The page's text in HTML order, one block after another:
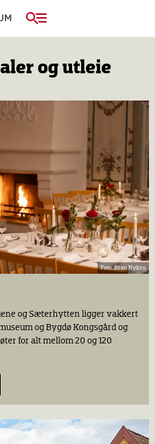
og utleie
Stian Nybru
og Sæterhytten ligger vakkert
og Bygdø Kongsgård og
for alt mellom 20 og 120